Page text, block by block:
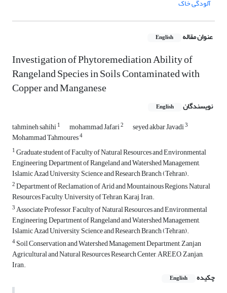
آلودگی خاک
عنوان مقاله English
Investigation of Phytoremediation Ability of
Rangeland Species in Soils Contaminated with
Copper and Manganese
نویسندگان English
tahmineh sahihi1 mohammad Jafari2 seyed akbar Javadi3
Mohammad Tahmoures4
1Graduate student of Faculty of Natural Resources and Environmental
Engineering, Department of Rangeland and Watershed Management,
Islamic Azad University, Science and Research Branch (Tehran).
2Department of Reclamation of Arid and Mountainous Regions, Natural
Resources Faculty, University of Tehran, Karaj, Iran.
3Associate Professor, Faculty of Natural Resources and Environmental
Engineering, Department of Rangeland and Watershed Management,
Islamic Azad University, Science and Research Branch (Tehran).
4Soil Conservation and Watershed Management Department, Zanjan
Agricultural and Natural Resources Research Center, AREEO, Zanjan,
Iran.
چکیده
English